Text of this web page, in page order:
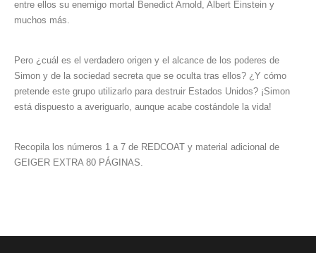
entre ellos su enemigo mortal Benedict Arnold, Albert Einstein y
muchos más.
Pero ¿cuál es el verdadero origen y el alcance de los poderes de
Simon y de la sociedad secreta que se oculta tras ellos? ¿Y cómo
pretende este grupo utilizarlo para destruir Estados Unidos? ¡Simon
está dispuesto a averiguarlo, aunque acabe costándole la vida!
Recopila los números 1 a 7 de REDCOAT y material adicional de
GEIGER EXTRA 80 PÁGINAS.